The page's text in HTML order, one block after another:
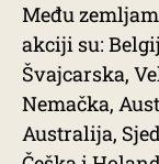
Među
akciji su:
Švajcarska,
Nemačka,
Australija,